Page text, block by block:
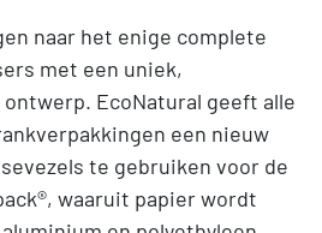
naar het enige complete
met een uniek,
EcoNatural geeft alle
een nieuw
te gebruiken voor de
waaruit papier wordt